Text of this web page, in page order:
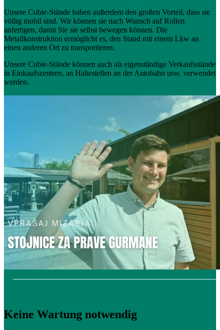
Unsere Cubie-Stände haben außerdem den großen Vorteil, dass sie
völlig mobil sind. Wir können sie nach Wunsch auf Rollen
anfertigen, damit Sie sie selbst bewegen können. Die
Metallkonstruktion ermöglicht es, den Stand mit einem Lkw an
einen anderen Ort zu transportieren.
Unsere Cubie-Stände können auch als eigenständige Verkaufsstände
in Einkaufszentren, an Haltestellen an der Autobahn usw. verwendet
werden.
Keine Wartung notwendig